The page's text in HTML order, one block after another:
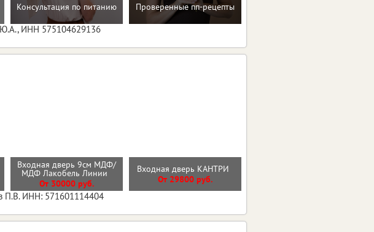
Консультация по питанию Проверенные пп-рецепты
ИНН 575104629136
Входная дверь 9см МДФ/
МДФ Лакобель Линии
От 30000 руб.
Входная дверь КАНТРИ
От 29800 руб.
П.В. ИНН: 571601114404